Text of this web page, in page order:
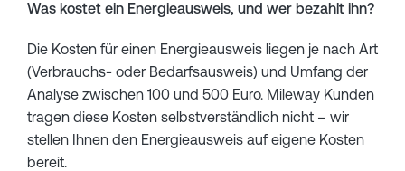
Was kostet ein Energieausweis, und wer bezahlt ihn?
Die Kosten für einen Energieausweis liegen je nach Art
(Verbrauchs- oder Bedarfsausweis) und Umfang der
Analyse zwischen 100 und 500 Euro. Mileway Kunden
tragen diese Kosten selbstverständlich nicht – wir
stellen Ihnen den Energieausweis auf eigene Kosten
bereit.